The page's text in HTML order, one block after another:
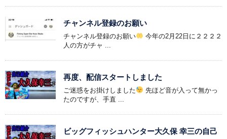
チャンネル登録のお願い
チャンネル登録のお願い
今年の2月22日に２２２２
人の方がチャ ...
再度、配信スタートしました
ご迷惑をお掛けしました
先ほど音が入って無かっ
たのですが、手直 ...
ビッグフィッシュハンター大久保 幸三の自己